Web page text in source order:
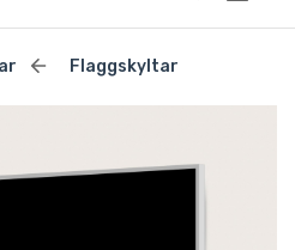
Flaggskyltar